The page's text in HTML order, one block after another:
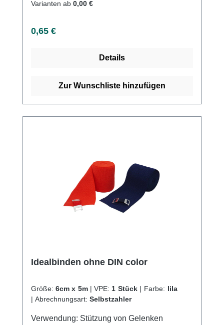
60°C Eigenschaften: Hoher Baumwollanteil
Hautfreundlich Kaufen Sie jetzt Idealbinden
von unserem schnellen Versand und
Varianten ab 0,00 €
Regulärer Preis:
0,65 €
Details
Zur Wunschliste hinzufügen
Idealbinden ohne DIN color
Größe: 6cm x 5m | VPE: 1 Stück | Farbe: lila
| Abrechnungsart: Selbstzahler
Verwendung: Stützung von Gelenken